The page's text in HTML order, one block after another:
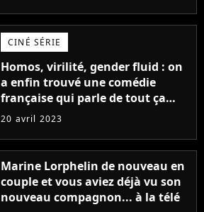
CINÉ SÉRIE
Homos, virilité, gender fluid : on
a enfin trouvé une comédie
française qui parle de tout ça
sans être super ringarde
20 avril 2023
Marine Lorphelin de nouveau en
couple et vous aviez déjà vu son
nouveau compagnon... à la télé